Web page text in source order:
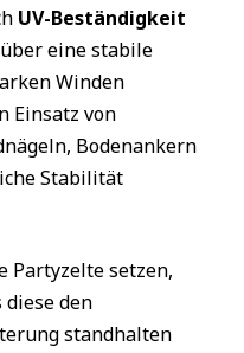
UV-Beständigkeit
eine stabile
Winden
Einsatz von
Bodenankern
Stabilität
Partyzelte setzen,
diese den
standhalten